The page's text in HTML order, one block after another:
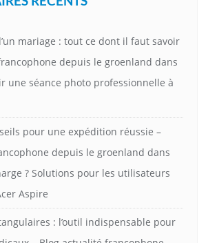
mariage : tout ce dont il faut savoir
depuis le groenland dans
une séance photo professionnelle à
pour une expédition réussie –
depuis le groenland dans
? Solutions pour les utilisateurs
Aspire
: l’outil indispensable pour